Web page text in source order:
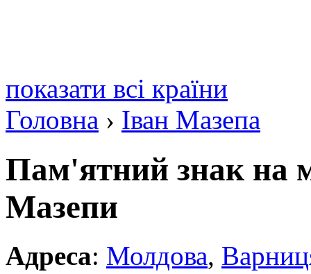
показати всі країни
Головна › Іван Мазепа
Пам'ятний знак на
Мазепи
Адреса: Молдова,